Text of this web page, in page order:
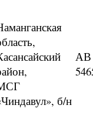
б/н
АВ